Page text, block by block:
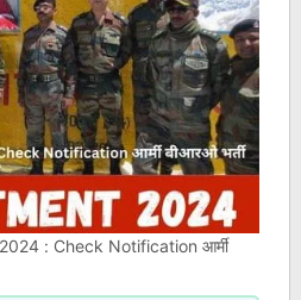
: Check Notification आर्मी